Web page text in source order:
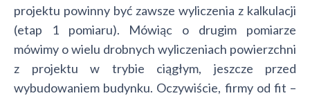
projektu powinny być zawsze wyliczenia z kalkulacji
(etap 1 pomiaru). Mówiąc o drugim pomiarze
mówimy o wielu drobnych wyliczeniach powierzchni
z projektu w trybie ciągłym, jeszcze przed
wybudowaniem budynku. Oczywiście, firmy od fit –